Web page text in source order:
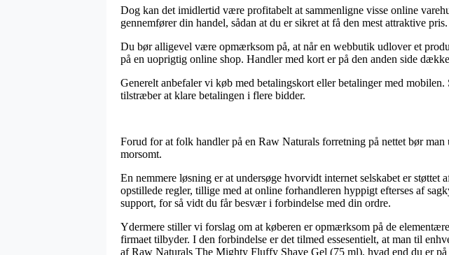
Dog kan det imidlertid være profitabelt at sammenligne visse online
gennemfører din handel, sådan at du er sikret at få den mest attraktive pris.
Du bør alligevel være opmærksom på, at når en webbutik udlover et
på en uoprigtig online shop. Handler med kort er på den anden side
Generelt anbefaler vi køb med betalingskort eller betalinger med
tilstræber at klare betalingen i flere bidder.
Forud for at folk handler på en Raw Naturals forretning på nettet bør
morsomt.
En nemmere løsning er at undersøge hvorvidt internet selskabet er
opstillede regler, tillige med at online forhandleren hyppigt efterses af
support, for så vidt du får besvær i forbindelse med din ordre.
Ydermere stiller vi forslag om at køberen er opmærksom på de
firmaet tilbyder. I den forbindelse er det tilmed essesentielt, at man til
af Raw Naturals The Mighty Fluffy Shave Gel (75 ml), hvad end du er